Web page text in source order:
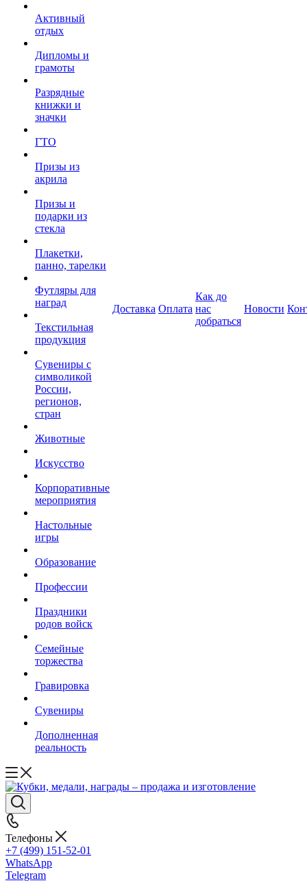
Активный
отдых
Дипломы и
грамоты
Разрядные
книжки и
значки
ГТО
Призы из
акрила
Призы и
подарки из
стекла
Плакетки,
панно, тарелки
Футляры для
наград
Текстильная
продукция
Сувениры с
символикой
России,
регионов,
стран
Животные
Искусство
Корпоративные
мероприятия
Настольные
игры
Образование
Профессии
Праздники
родов войск
Семейные
торжества
Гравировка
Сувениры
Дополненная
реальность
Доставка Оплата
Как до
нас
добраться
Новости
Телефоны
+7 (499) 151-52-01
WhatsApp
Telegram